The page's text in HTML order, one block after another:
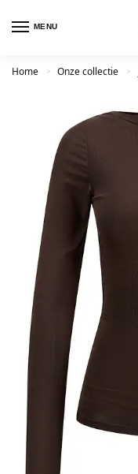
MENU
Home > Onze collectie >